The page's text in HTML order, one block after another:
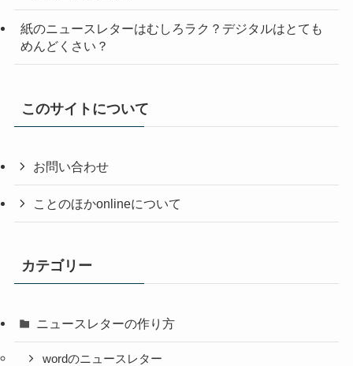
紙のニュースレターはむしろラク？デジタルはとても
めんどくさい？
このサイトについて
お問い合わせ
ことのほかonlineについて
カテゴリー
ニュースレターの作り方
wordのニュースレター